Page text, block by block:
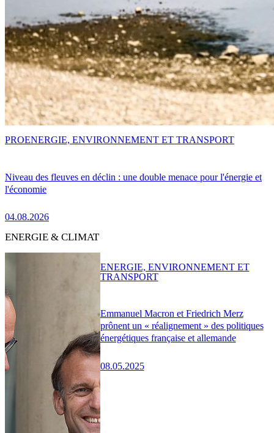
Niveau des fleuves en déclin : une double menace pour l'énergie et
l'économie
04.08.2026
PROENERGIE, ENVIRONNEMENT ET TRANSPORT
ENERGIE & CLIMAT
Emmanuel Macron et Friedrich Merz
prônent un « réalignement » des politiques
énergétiques française et allemande
08.05.2025
ENERGIE, ENVIRONNEMENT ET
TRANSPORT